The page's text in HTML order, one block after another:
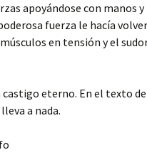
apoyándose con manos
fuerza le hacía
en tensión y el
eterno. En el texto
a nada.